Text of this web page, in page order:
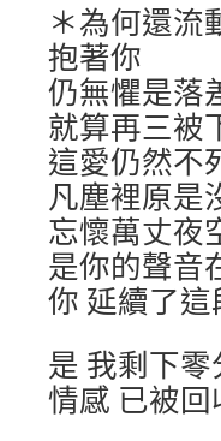
＊為何還流
抱著你
仍無懼是落
就算再三被
這愛仍然不
凡塵裡原是
忘懷萬丈夜
是你的聲音
你 延續了
是 我剩下
情感 已被